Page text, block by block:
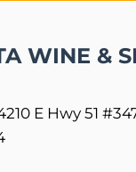
WINE &
E Hwy 51